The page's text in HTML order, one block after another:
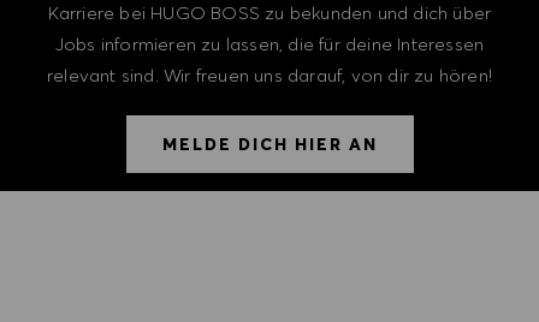
Karriere bei HUGO BOSS zu bekunden und dich über
Jobs informieren zu lassen, die für deine Interessen
relevant sind. Wir freuen uns darauf, von dir zu hören!
MELDE DICH HIER AN